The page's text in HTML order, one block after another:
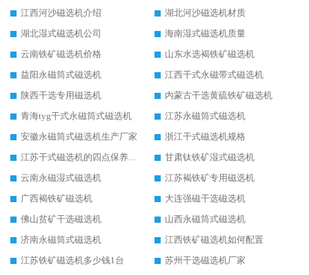
江西河沙磁选机介绍
湖北河沙磁选机材质
湖北湿式磁选机公司
海南湿式磁选机质量
云南铁矿磁选机价格
山东水选褐铁矿磁选机
益阳永磁筒式磁选机
江西干式永磁带式磁选机
陕西干选专用磁选机
内蒙古干选黄硫铁矿磁选机
青海tyg干式永磁筒式磁选机
江苏永磁筒式磁选机
安徽永磁筒式磁选机生产厂家
浙江干式磁选机规格
江苏干式磁选机的四点保养秘籍
甘肃钛铁矿湿式磁选机
云南永磁湿式磁选机
江苏褐铁矿专用磁选机
广西褐铁矿磁选机
大连强磁干选磁选机
佛山贫矿干选磁选机
山西永磁筒式磁选机
济南永磁筒式磁选机
江西铁矿磁选机如何配置
江苏铁矿磁选机多少钱1台
苏州干选磁选机厂家